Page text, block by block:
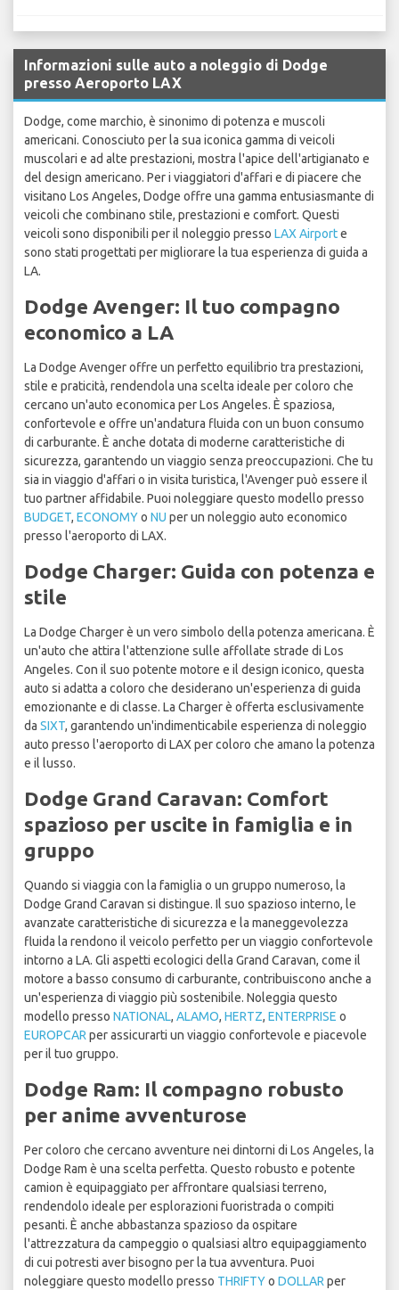
Informazioni sulle auto a noleggio di Dodge
presso Aeroporto LAX
Dodge, come marchio, è sinonimo di potenza e muscoli
americani. Conosciuto per la sua iconica gamma di veicoli
muscolari e ad alte prestazioni, mostra l'apice dell'artigianato e
del design americano. Per i viaggiatori d'affari e di piacere che
visitano Los Angeles, Dodge offre una gamma entusiasmante di
veicoli che combinano stile, prestazioni e comfort. Questi
veicoli sono disponibili per il noleggio presso LAX Airporte
sono stati progettati per migliorare la tua esperienza di guida a
LA.
Dodge Avenger: Il tuo compagno
economico a LA
La Dodge Avenger offre un perfetto equilibrio tra prestazioni,
stile e praticità, rendendola una scelta ideale per coloro che
cercano un'auto economica per Los Angeles. È spaziosa,
confortevole e offre un'andatura fluida con un buon consumo
di carburante. È anche dotata di moderne caratteristiche di
sicurezza, garantendo un viaggio senza preoccupazioni. Che tu
sia in viaggio d'affari o in visita turistica, l'Avenger può essere il
tuo partner affidabile. Puoi noleggiare questo modello presso
BUDGET, ECONOMYo NU per un noleggio auto economico
presso l'aeroporto di LAX.
Dodge Charger: Guida con potenza e
stile
La Dodge Charger è un vero simbolo della potenza americana. È
un'auto che attira l'attenzione sulle affollate strade di Los
Angeles. Con il suo potente motore e il design iconico, questa
auto si adatta a coloro che desiderano un'esperienza di guida
emozionante e di classe. La Charger è offerta esclusivamente
da SIXT, garantendo un'indimenticabile esperienza di noleggio
auto presso l'aeroporto di LAX per coloro che amano la potenza
e il lusso.
Dodge Grand Caravan: Comfort
spazioso per uscite in famiglia e in
gruppo
Quando si viaggia con la famiglia o un gruppo numeroso, la
Dodge Grand Caravan si distingue. Il suo spazioso interno, le
avanzate caratteristiche di sicurezza e la maneggevolezza
fluida la rendono il veicolo perfetto per un viaggio confortevole
intorno a LA. Gli aspetti ecologici della Grand Caravan, come il
motore a basso consumo di carburante, contribuiscono anche a
un'esperienza di viaggio più sostenibile. Noleggia questo
modello presso NATIONAL, ALAMO, HERTZ, ENTERPRISE o
EUROPCAR per assicurarti un viaggio confortevole e piacevole
per il tuo gruppo.
Dodge Ram: Il compagno robusto
per anime avventurose
Per coloro che cercano avventure nei dintorni di Los Angeles, la
Dodge Ram è una scelta perfetta. Questo robusto e potente
camion è equipaggiato per affrontare qualsiasi terreno,
rendendolo ideale per esplorazioni fuoristrada o compiti
pesanti. È anche abbastanza spazioso da ospitare
l'attrezzatura da campeggio o qualsiasi altro equipaggiamento
di cui potresti aver bisogno per la tua avventura. Puoi
noleggiare questo modello presso THRIFTYo DOLLAR per